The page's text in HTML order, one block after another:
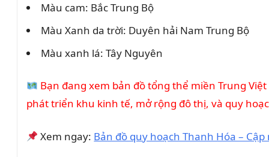
Màu cam: Bắc Trung Bộ
Màu Xanh da trời: Duyên hải Nam Trung Bộ
Màu xanh lá: Tây Nguyên
Bạn đang xem bản đồ tổng thể miền Trung
phát triển khu kinh tế, mở rộng đô thị, và quy
Xem ngay: Bản đồ quy hoạch Thanh Hóa –